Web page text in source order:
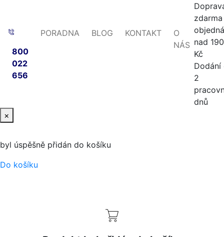
800
022
656
PORADNA BLOG KONTAKT
O
NÁS nad
Kč
Dodání
2
dnů
×
byl úspěšně přidán do košíku
Do košíku